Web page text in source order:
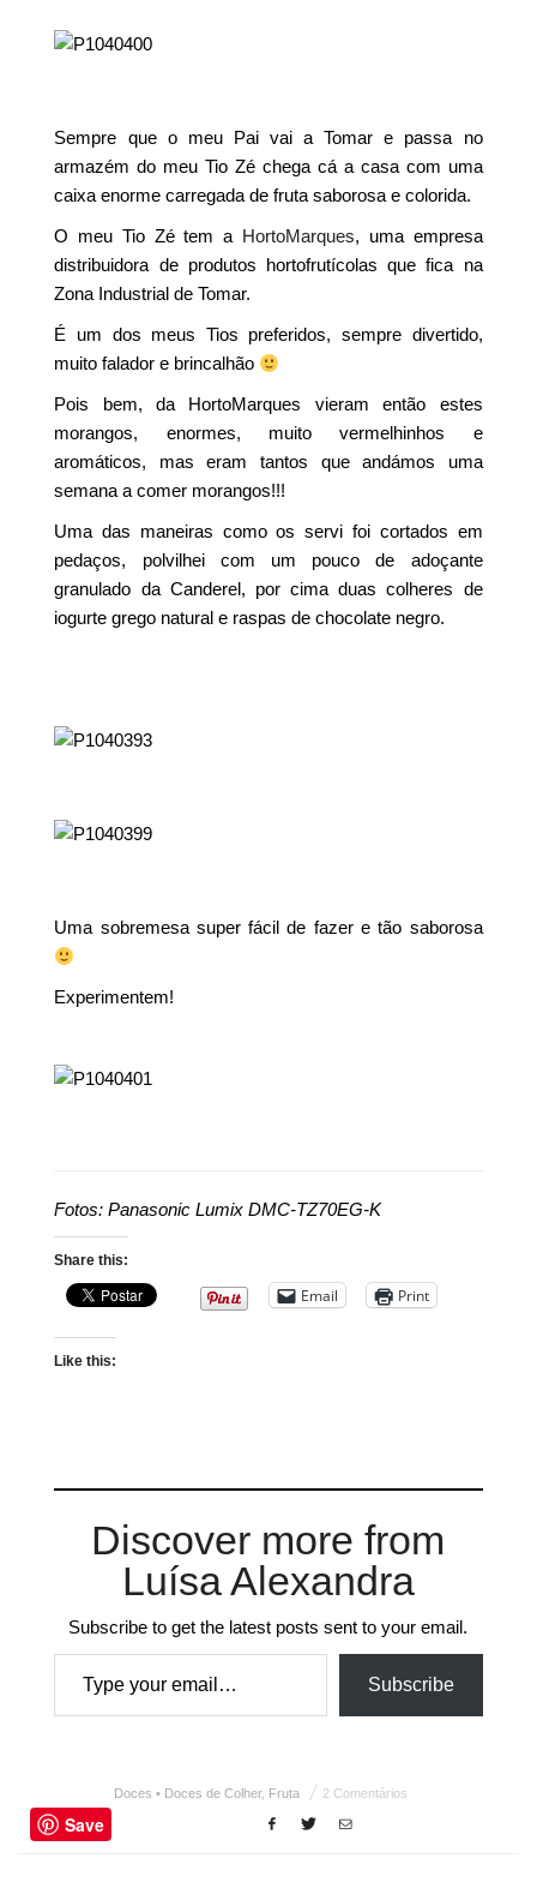
Sempre que o meu Pai vai a Tomar e passa no
armazém do meu Tio Zé chega cá a casa com uma
caixa enorme carregada de fruta saborosa e colorida.
O meu Tio Zé tem a HortoMarques, uma empresa
distribuidora de produtos hortofrutícolas que fica na
Zona Industrial de Tomar.
É um dos meus Tios preferidos, sempre divertido,
muito falador e brincalhão
Pois bem, da HortoMarques vieram então estes
morangos, enormes, muito vermelhinhos e
aromáticos, mas eram tantos que andámos uma
semana a comer morangos!!!
Uma das maneiras como os servi foi cortados em
pedaços, polvilhei com um pouco de adoçante
granulado da Canderel, por cima duas colheres de
iogurte grego natural e raspas de chocolate negro.
Uma sobremesa super fácil de fazer e tão saborosa
Experimentem!
Fotos: Panasonic Lumix DMC-TZ70EG-K
Share this:
Email Print
Like this:
Discover more from
Luísa Alexandra
Subscribe to get the latest posts sent to your email.
Type your email…
Subscribe
Doces • Doces de Colher, Fruta 2 Comentários
Save